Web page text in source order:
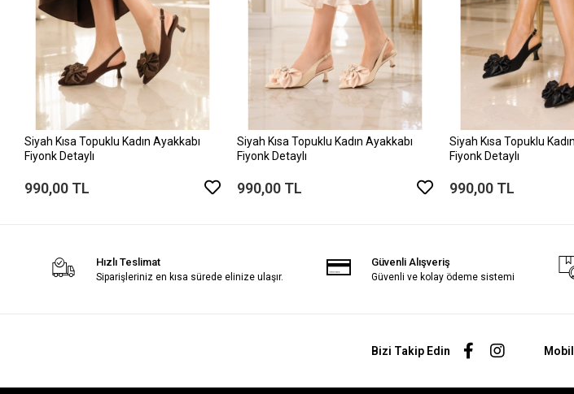
Siyah Kısa Topuklu Kadın Ayakkabı
Fiyonk Detaylı
990,00 TL
Siyah Kısa Topuklu Kadın Ayakkabı
Fiyonk Detaylı
990,00 TL
Siyah Kısa Topuklu
Fiyonk Detaylı
990,00 TL
Hızlı Teslimat
Siparişleriniz en kısa sürede elinize ulaşır.
Güvenli Alışveriş
Güvenli ve kolay ödeme sistemi
Bizi Takip Edin